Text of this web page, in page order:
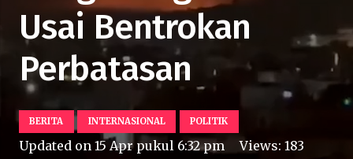
Usai Bentrokan
Perbatasan
BERITA INTERNASIONAL POLITIK
Updated on 15 Apr pukul 6:32 pm Views:183